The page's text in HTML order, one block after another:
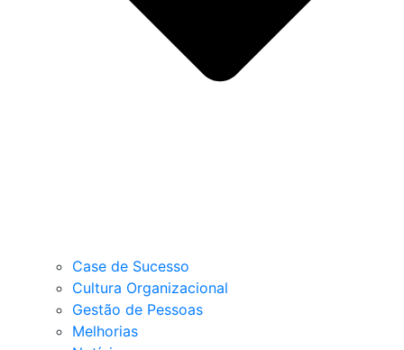
Case de Sucesso
Cultura Organizacional
Gestão de Pessoas
Melhorias